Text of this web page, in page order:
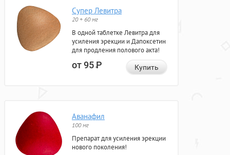
Супер Левитра
20 + 60 мг
В одной таблетке Левитра для
усиления эрекции и Дапоксетин
для продления полового акта!
от 95Р Купить
Аванафил
100 мг
Препарат для усиления эрекции
нового поколения!